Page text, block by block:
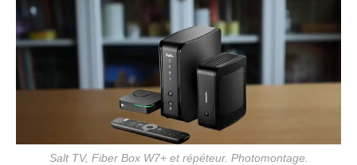
Salt TV, Fiber Box W7+ et répéteur. Photomontage.